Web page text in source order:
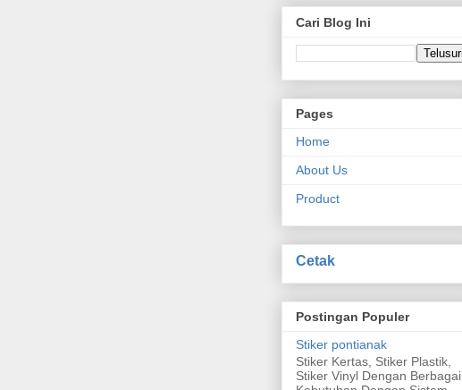
Cari Blog Ini
Pages
Home
About Us
Product
Cetak
Postingan Populer
Stiker pontianak
Stiker Kertas, Stiker Plastik,
Stiker Vinyl Dengan Berbagai